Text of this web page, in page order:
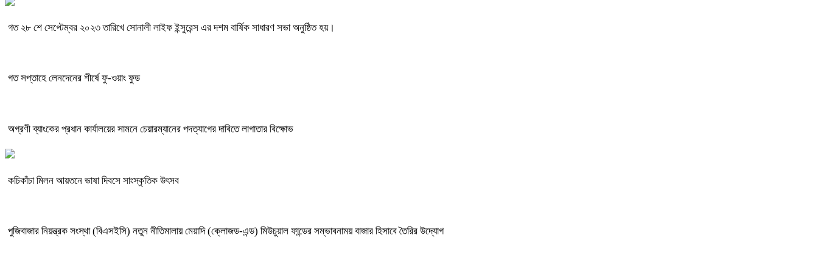
গত ২৮ শে সেপ্টেম্বর ২০২৩ তারিখে সোনালী লাইফ ইন্সুরেন্স এর দশম বার্ষিক সাধারণ সভা অনুষ্ঠিত হয়।
গত সপ্তাহে লেনদেনের শীর্ষে ফু-ওয়াং ফুড
অগ্রণী ব্যাংকের প্রধান কার্যালয়ের সামনে চেয়ারম্যানের পদত্যাগের দাবিতে লাগাতার বিক্ষোভ
কচিকাঁচা মিলন আয়তনে ভাষা দিবসে সাংস্কৃতিক উৎসব
পুজিবাজার নিয়ন্ত্রক সংস্থা (বিএসইসি) নতুন নীতিমালায় মেয়াদি (ক্লোজড-এন্ড) মিউচুয়াল ফান্ডের সম্ভাবনাময় বাজার হিসাবে তৈরির উদ্যোগ